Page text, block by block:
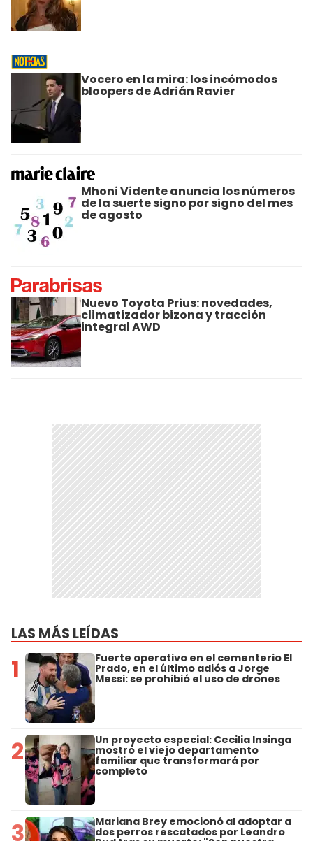
Vocero en la mira: los incómodos
bloopers de Adrián Ravier
Mhoni Vidente anuncia los números
de la suerte signo por signo del mes
de agosto
Nuevo Toyota Prius: novedades,
climatizador bizona y tracción
integral AWD
LAS MÁS LEÍDAS
1 Fuerte operativo en el cementerio El
Prado, en el último adiós a Jorge
Messi: se prohibió el uso de drones
2 Un proyecto especial: Cecilia Insinga
mostró el viejo departamento
familiar que transformará por
completo
3 Mariana Brey emocionó al adoptar a
dos perros rescatados por Leandro